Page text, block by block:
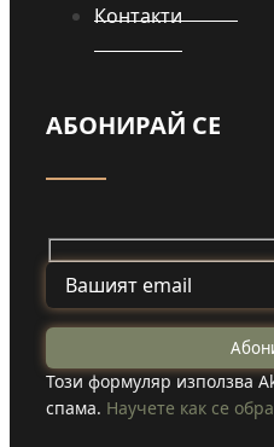
Контакти
АБОНИРАЙ СЕ
Този формуляр използва
спама. Научете как се